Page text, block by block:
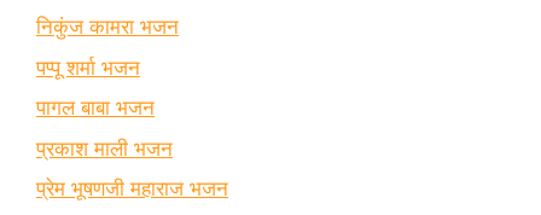
निकुंज कामरा भजन
पप्पू शर्मा भजन
पागल बाबा भजन
प्रकाश माली भजन
प्रेम भूषणजी महाराज भजन